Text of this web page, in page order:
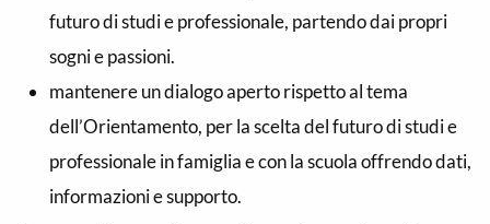
futuro di studi e professionale, partendo dai propri
sogni e passioni.
mantenere un dialogo aperto rispetto al tema
dell’Orientamento, per la scelta del futuro di studi e
professionale in famiglia e con la scuola offrendo dati,
informazioni e supporto.